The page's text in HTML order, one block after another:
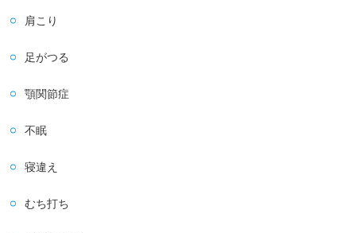
肩こり
足がつる
顎関節症
不眠
寝違え
むち打ち